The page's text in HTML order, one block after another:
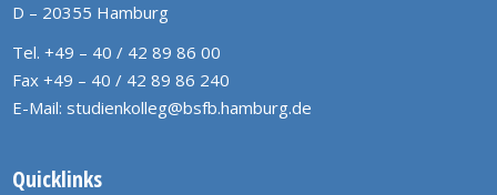
D – 20355 Hamburg
Tel. +49 – 40 / 42 89 86 00
Fax +49 – 40 / 42 89 86 240
E-Mail: studienkolleg@bsfb.hamburg.de
Quicklinks